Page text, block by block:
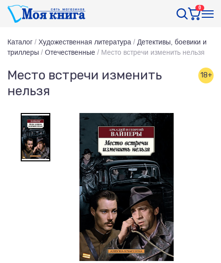
0
Каталог / Художественная литература / Детективы, боевики и
триллеры / Отечественные / Место встречи изменить нельзя
Место встречи изменить
нельзя
18+